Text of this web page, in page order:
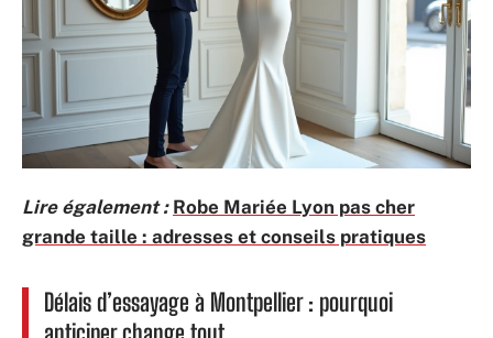
Lire également : Robe Mariée Lyon pas cher
grande taille : adresses et conseils pratiques
Délais d’essayage à Montpellier : pourquoi